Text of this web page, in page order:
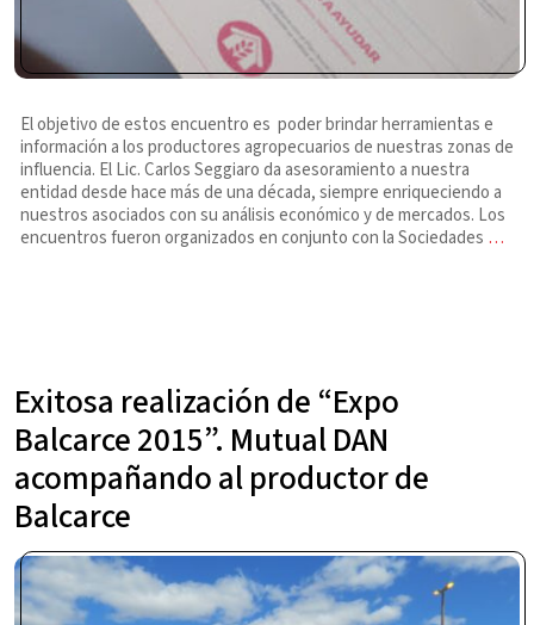
El objetivo de estos encuentro es poder brindar herramientas e
información a los productores agropecuarios de nuestras zonas de
influencia. El Lic. Carlos Seggiaro da asesoramiento a nuestra
entidad desde hace más de una década, siempre enriqueciendo a
nuestros asociados con su análisis económico y de mercados. Los
encuentros fueron organizados en conjunto con la Sociedades …
Exitosa realización de “Expo
Balcarce 2015”. Mutual DAN
acompañando al productor de
Balcarce